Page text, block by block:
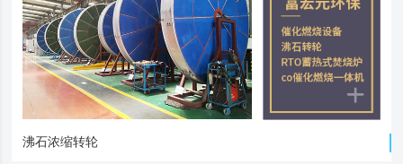
沸石浓缩转轮